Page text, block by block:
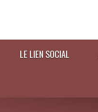
LE LIEN SOCIAL